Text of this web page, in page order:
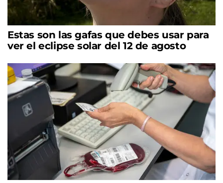
Estas son las gafas que debes usar para
ver el eclipse solar del 12 de agosto